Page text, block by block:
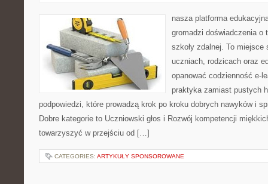
nasza platforma
gromadzi doświadczenia
szkoły zdalnej. To
uczniach, rodzicach oraz
opanować codzienność e-
praktyka zamiast pustych
podpowiedzi, które prowadzą krok po kroku dobrych nawyków i
Dobre kategorie to Uczniowski głos i Rozwój kompetencji
towarzyszyć w przejściu od […]
CATEGORIES: ARTYKUŁY SPONSOROWANE